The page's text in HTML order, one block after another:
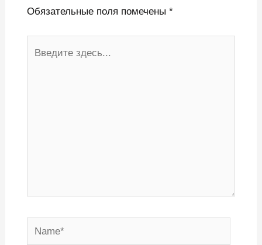
Обязательные поля помечены *
Name*